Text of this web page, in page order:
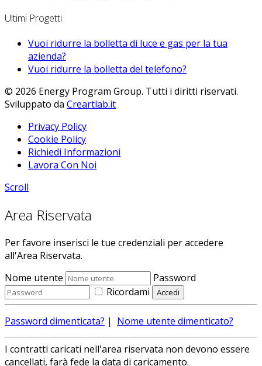
Ultimi Progetti
Vuoi ridurre la bolletta di luce e gas per la tua
azienda?
Vuoi ridurre la bolletta del telefono?
© 2026 Energy Program Group. Tutti i diritti riservati.
Sviluppato da Creartlab.it
Privacy Policy
Cookie Policy
Richiedi Informazioni
Lavora Con Noi
Scroll
Area Riservata
Per favore inserisci le tue credenziali per accedere
all'Area Riservata.
Nome utente
Password
Ricordami
Password dimenticata? | Nome utente dimenticato?
I contratti caricati nell'area riservata non devono essere
cancellati, farà fede la data di caricamento.